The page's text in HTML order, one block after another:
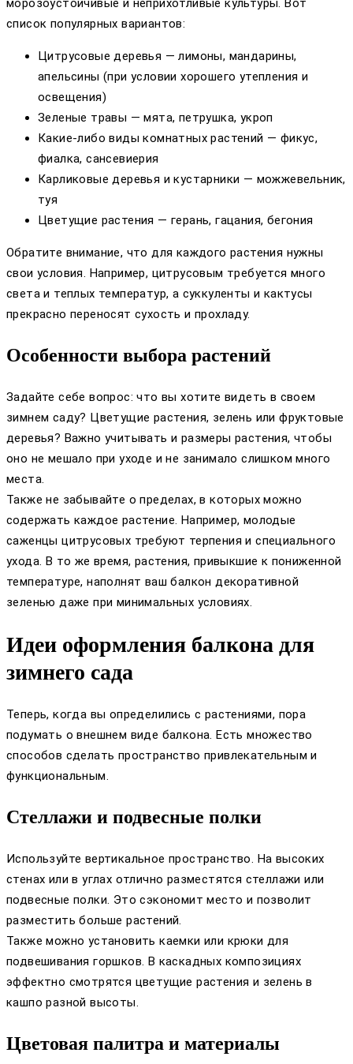
морозоустойчивые и неприхотливые культуры. Вот
список популярных вариантов:
Цитрусовые деревья — лимоны, мандарины,
апельсины (при условии хорошего утепления и
освещения)
Зеленые травы — мята, петрушка, укроп
Какие-либо виды комнатных растений — фикус,
фиалка, сансевиерия
Карликовые деревья и кустарники — можжевельник,
туя
Цветущие растения — герань, гацания, бегония
Обратите внимание, что для каждого растения нужны
свои условия. Например, цитрусовым требуется много
света и теплых температур, а суккуленты и кактусы
прекрасно переносят сухость и прохладу.
Особенности выбора растений
Задайте себе вопрос: что вы хотите видеть в своем
зимнем саду? Цветущие растения, зелень или фруктовые
деревья? Важно учитывать и размеры растения, чтобы
оно не мешало при уходе и не занимало слишком много
места.
Также не забывайте о пределах, в которых можно
содержать каждое растение. Например, молодые
саженцы цитрусовых требуют терпения и специального
ухода. В то же время, растения, привыкшие к пониженной
температуре, наполнят ваш балкон декоративной
зеленью даже при минимальных условиях.
Идеи оформления балкона для
зимнего сада
Теперь, когда вы определились с растениями, пора
подумать о внешнем виде балкона. Есть множество
способов сделать пространство привлекательным и
функциональным.
Стеллажи и подвесные полки
Используйте вертикальное пространство. На высоких
стенах или в углах отлично разместятся стеллажи или
подвесные полки. Это сэкономит место и позволит
разместить больше растений.
Также можно установить каемки или крюки для
подвешивания горшков. В каскадных композициях
эффектно смотрятся цветущие растения и зелень в
кашпо разной высоты.
Цветовая палитра и материалы